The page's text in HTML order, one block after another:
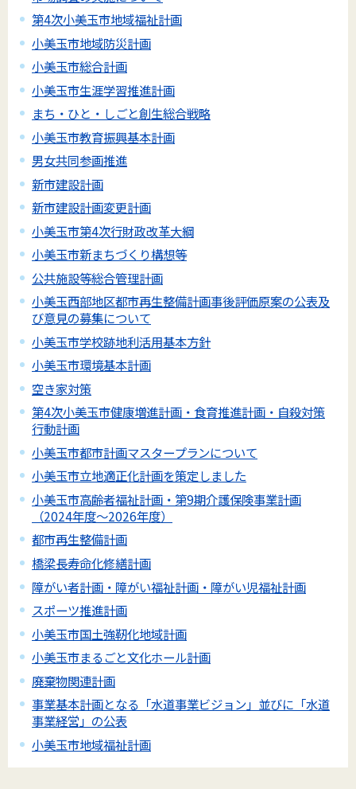
第4次小美玉市地域福祉計画
小美玉市地域防災計画
小美玉市総合計画
小美玉市生涯学習推進計画
まち・ひと・しごと創生総合戦略
小美玉市教育振興基本計画
男女共同参画推進
新市建設計画
新市建設計画変更計画
小美玉市第4次行財政改革大綱
小美玉市新まちづくり構想等
公共施設等総合管理計画
小美玉西部地区都市再生整備計画事後評価原案の公表及
び意見の募集について
小美玉市学校跡地利活用基本方針
小美玉市環境基本計画
空き家対策
第4次小美玉市健康増進計画・食育推進計画・自殺対策
行動計画
小美玉市都市計画マスタープランについて
小美玉市立地適正化計画を策定しました
小美玉市高齢者福祉計画・第9期介護保険事業計画
（2024年度～2026年度）
都市再生整備計画
橋梁長寿命化修繕計画
障がい者計画・障がい福祉計画・障がい児福祉計画
スポーツ推進計画
小美玉市国土強靭化地域計画
小美玉市まるごと文化ホール計画
廃棄物関連計画
事業基本計画となる「水道事業ビジョン」並びに「水道
事業経営」の公表
小美玉市地域福祉計画